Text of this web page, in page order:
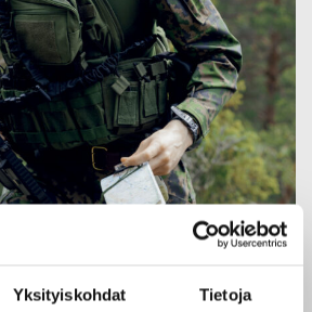
Yksityiskohdat Tietoja